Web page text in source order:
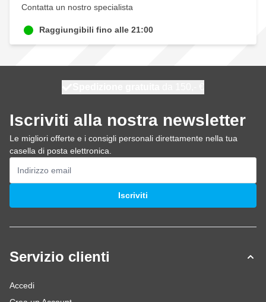
Contatta un nostro specialista
Raggiungibili fino alle 21:00
Iscriviti alla nostra newsletter
Le migliori offerte e i consigli personali direttamente nella tua
casella di posta elettronica.
Indirizzo email
Iscriviti
Servizio clienti
Accedi